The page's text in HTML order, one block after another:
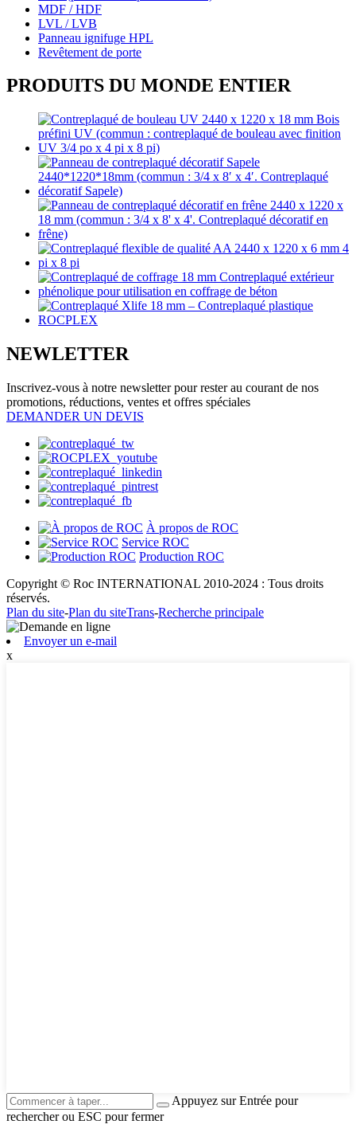
MDF / HDF
LVL / LVB
Panneau ignifuge HPL
Revêtement de porte
PRODUITS DU MONDE ENTIER
NEWLETTER
Inscrivez-vous à notre newsletter pour rester au courant de nos
promotions, réductions, ventes et offres spéciales
DEMANDER UN DEVIS
À propos de ROC
Service ROC
Production ROC
Copyright © Roc INTERNATIONAL 2010-2024 : Tous droits
réservés.
Plan du site-Plan du siteTrans-Recherche principale
Envoyer un e-mail
x
Appuyez sur Entrée pour
rechercher ou ESC pour fermer